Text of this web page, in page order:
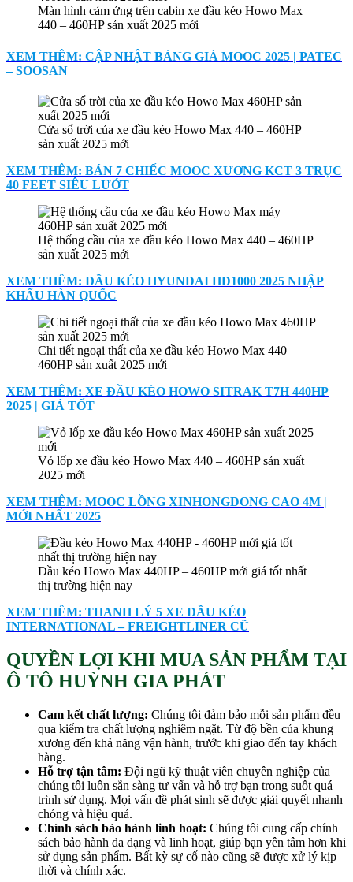
Màn hình cảm ứng trên cabin xe đầu kéo Howo Max
440 – 460HP sản xuất 2025 mới
XEM THÊM: CẬP NHẬT BẢNG GIÁ MOOC 2025 | PATEC
– SOOSAN
Cửa sổ trời của xe đầu kéo Howo Max 440 – 460HP
sản xuất 2025 mới
XEM THÊM: BÁN 7 CHIẾC MOOC XƯƠNG KCT 3 TRỤC
40 FEET SIÊU LƯỚT
Hệ thống cầu của xe đầu kéo Howo Max 440 – 460HP
sản xuất 2025 mới
XEM THÊM: ĐẦU KÉO HYUNDAI HD1000 2025 NHẬP
KHẨU HÀN QUỐC
Chi tiết ngoại thất của xe đầu kéo Howo Max 440 –
460HP sản xuất 2025 mới
XEM THÊM: XE ĐẦU KÉO HOWO SITRAK T7H 440HP
2025 | GIÁ TỐT
Vỏ lốp xe đầu kéo Howo Max 440 – 460HP sản xuất
2025 mới
XEM THÊM: MOOC LỒNG XINHONGDONG CAO 4M |
MỚI NHẤT 2025
Đầu kéo Howo Max 440HP – 460HP mới giá tốt nhất
thị trường hiện nay
XEM THÊM: THANH LÝ 5 XE ĐẦU KÉO
INTERNATIONAL – FREIGHTLINER CŨ
QUYỀN LỢI KHI MUA SẢN PHẨM TẠI
Ô TÔ HUỲNH GIA PHÁT
Cam kết chất lượng: Chúng tôi đảm bảo mỗi sản phẩm đều
qua kiểm tra chất lượng nghiêm ngặt. Từ độ bền của khung
xương đến khả năng vận hành, trước khi giao đến tay khách
hàng.
Hỗ trợ tận tâm: Đội ngũ kỹ thuật viên chuyên nghiệp của
chúng tôi luôn sẵn sàng tư vấn và hỗ trợ bạn trong suốt quá
trình sử dụng. Mọi vấn đề phát sinh sẽ được giải quyết nhanh
chóng và hiệu quả.
Chính sách bảo hành linh hoạt: Chúng tôi cung cấp chính
sách bảo hành đa dạng và linh hoạt, giúp bạn yên tâm hơn khi
sử dụng sản phẩm. Bất kỳ sự cố nào cũng sẽ được xử lý kịp
thời và chính xác.